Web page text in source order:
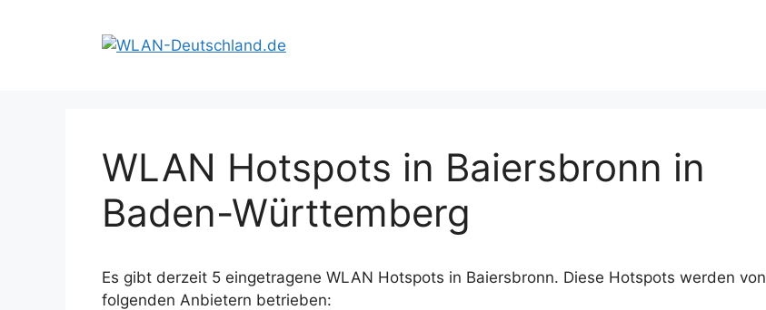
WLAN Hotspots in Baiersbronn in
Baden-Württemberg
Es gibt derzeit 5 eingetragene WLAN Hotspots in Baiersbronn. Diese Hotspots werden von
folgenden Anbietern betrieben: